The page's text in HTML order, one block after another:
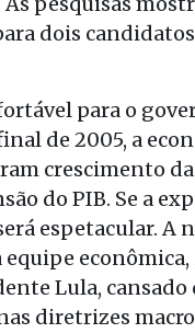
dois candidatos
para o
de 2005, a
crescimento
do PIB. Se a
espetacular. A
Lula, cansado
diretrizes